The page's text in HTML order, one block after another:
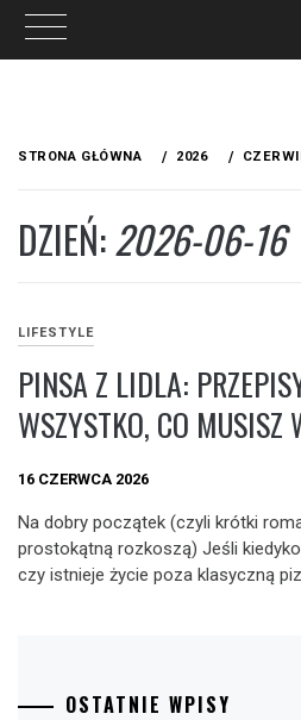
STRONA GŁÓWNA 2026
DZIEŃ:2026-06-16
LIFESTYLE
PINSA Z LIDLA:
WSZYSTKO, CO MUSISZ
16 CZERWCA 2026
Na dobry początek (czyli krótki
prostokątną rozkoszą) Jeśli
czy istnieje życie poza klasyczną
OSTATNIE WPISY